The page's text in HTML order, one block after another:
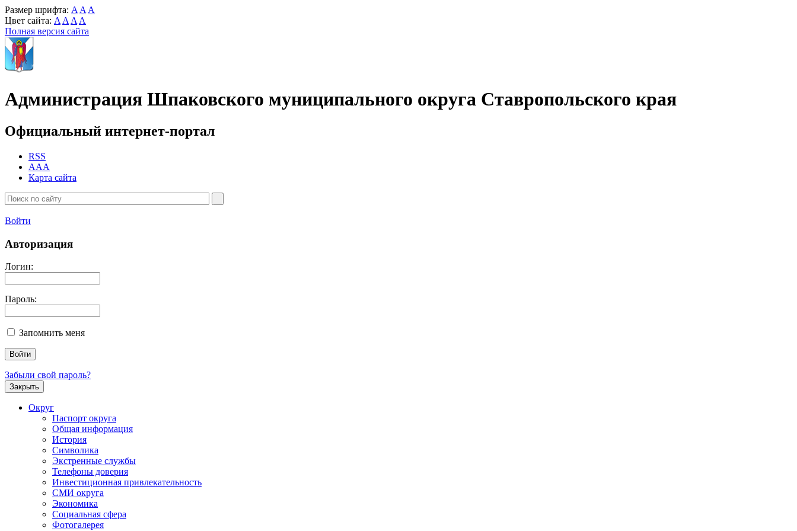
Размер шрифта: A A A
Цвет сайта: A A A A
Полная версия сайта
Администрация Шпаковского муниципального округа Ставропольского края
Официальный интернет-портал
RSS
AAA
Карта сайта
Войти
Авторизация
Логин:
Пароль:
Запомнить меня
Забыли свой пароль?
Закрыть
Округ
Паспорт округа
Общая информация
История
Символика
Экстренные службы
Телефоны доверия
Инвестиционная привлекательность
СМИ округа
Экономика
Социальная сфера
Фотогалерея